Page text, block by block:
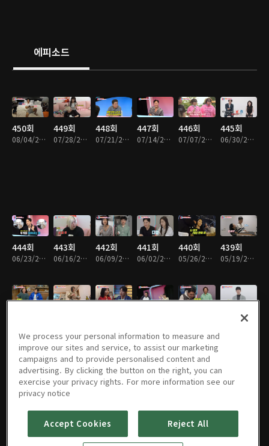
에피소드
450회
08/04/2026 • 1시간 22분
449회
07/28/2026 • 1시간 21분
448회
07/21/2026 • 1시간 23분
447회
07/14/2026 • 1시간 21분
446회
07/07/2026 • 1시간 23분
445회
06/30/2026 • 1시간 28분
444회
06/23/2026 • 1시간 25분
443회
06/16/2026 • 1시간 27분
442회
06/09/2026 • 1시간 27분
441회
06/02/2026 • 1시간 28분
440회
05/26/2026 • 1시간 25분
439회
05/19/2026 • 1시간 26분
433회
432회
03/31/2026 • 1시간 28분
431회 430회 429회 428회 427회
We process your personal information to measure and
improve our sites and service, to assist our marketing
campaigns and to provide personalised content and
advertising. By clicking the button on the right, you can
exercise your privacy rights. For more information see our
privacy notice
Accept Cookies Reject All